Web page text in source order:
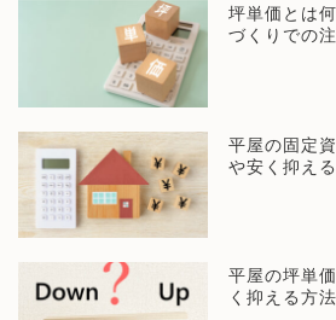
坪単価とは
づくりでの
平屋の固定
や安く抑え
平屋の坪単
く抑える方